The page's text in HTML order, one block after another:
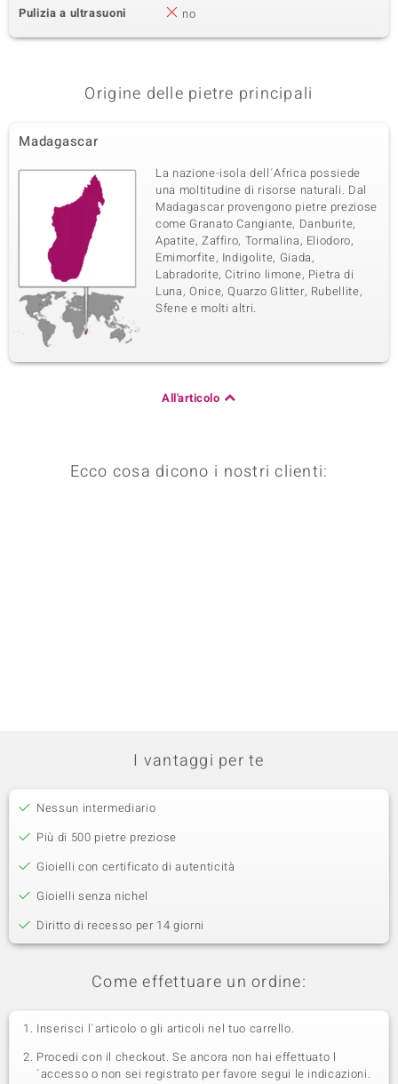
Pulizia a ultrasuoni
no
Origine delle pietre principali
Madagascar
La nazione-isola dell´Africa possiede
una moltitudine di risorse naturali. Dal
Madagascar provengono pietre preziose
come Granato Cangiante, Danburite,
Apatite, Zaffiro, Tormalina, Eliodoro,
Emimorfite, Indigolite, Giada,
Labradorite, Citrino limone, Pietra di
Luna, Onice, Quarzo Glitter, Rubellite,
Sfene e molti altri.
All'articolo
Ecco cosa dicono i nostri clienti:
I vantaggi per te
Nessun intermediario
Più di 500 pietre preziose
Gioielli con certificato di autenticità
Gioielli senza nichel
Diritto di recesso per 14 giorni
Come effettuare un ordine:
Inserisci l´articolo o gli articoli nel tuo carrello.
Procedi con il checkout. Se ancora non hai effettuato l
´accesso o non sei registrato per favore segui le indicazioni.